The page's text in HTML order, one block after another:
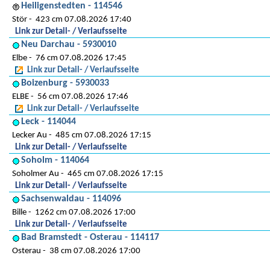
Heiligenstedten - 114546
Stör
423 cm 07.08.2026 17:40
Link zur Detail- / Verlaufsseite
Neu Darchau - 5930010
Elbe
76 cm 07.08.2026 17:45
Link zur Detail- / Verlaufsseite
Boizenburg - 5930033
ELBE
56 cm 07.08.2026 17:46
Link zur Detail- / Verlaufsseite
Leck - 114044
Lecker Au
485 cm 07.08.2026 17:15
Link zur Detail- / Verlaufsseite
Soholm - 114064
Soholmer Au
465 cm 07.08.2026 17:15
Link zur Detail- / Verlaufsseite
Sachsenwaldau - 114096
Bille
1262 cm 07.08.2026 17:00
Link zur Detail- / Verlaufsseite
Bad Bramstedt - Osterau - 114117
Osterau
38 cm 07.08.2026 17:00